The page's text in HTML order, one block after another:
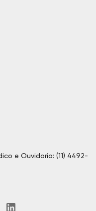
e Ouvidoria: (11) 4492-